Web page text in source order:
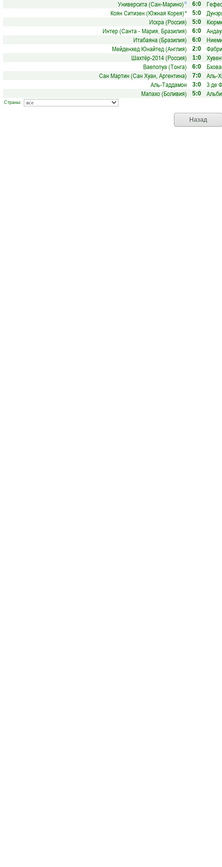
Университа (Сан-Марино) о 6:0
Коян Ситизен (Южная Корея)* 5:0
Искра (Россия)
5:0
Интер (Санта - Мария, Бразилия)
6:0
Итабаяна (Бразилия)
6:0
Мейденхед Юнайтед (Англия)
2:0
Шахтёр-2014 (Россия)
1:0
Ваепопуа (Тонга)
6:0
Сан Мартин (Сан Хуан, Аргентина)
7:0
Аль-
Аль-Таддамон
3:0
3 де
Мапахо (Боливия)
5:0
Страны:
Назад